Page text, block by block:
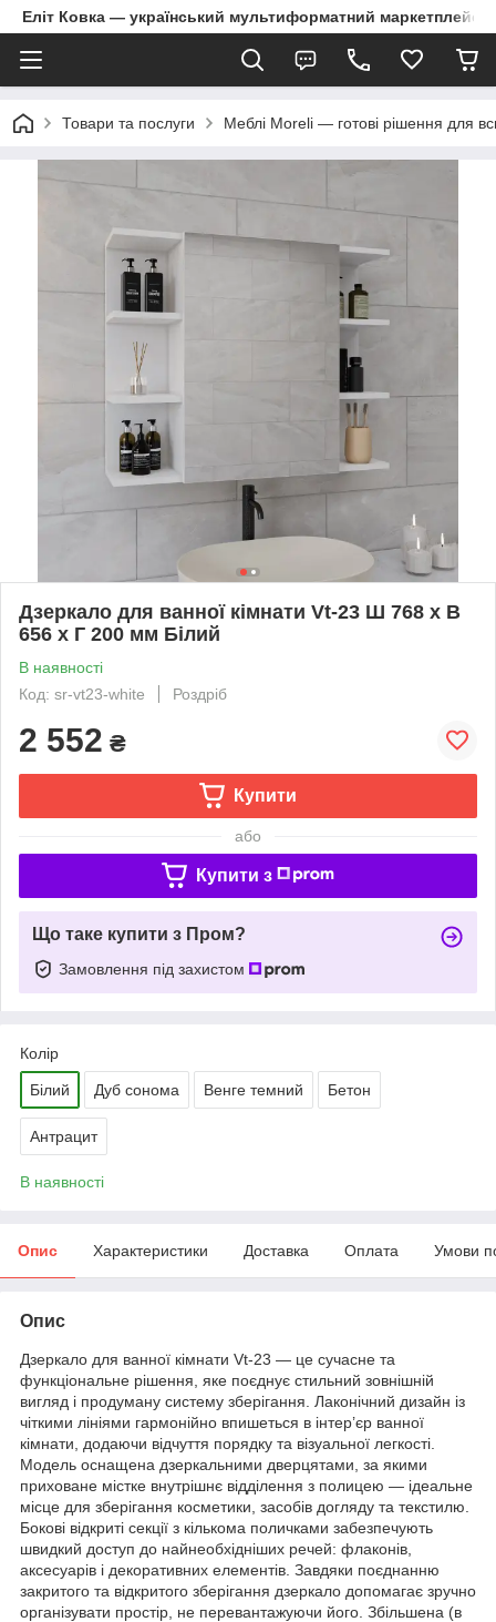
Еліт Ковка — український мультиформатний маркетплейс
Товари та послуги Меблі Moreli — готові рішення для
Дзеркало для ванної кімнати Vt-23 Ш 768 x В
656 x Г 200 мм Білий
В наявності
Код: sr-vt23-white
Роздріб
2 552 ₴
Купити
або
Купити з
Що таке купити з Пром?
Замовлення під захистом
Колір
Білий Дуб сонома Венге темний Бетон
Антрацит
В наявності
Опис Характеристики Доставка Оплата Умови
Опис
Дзеркало для ванної кімнати Vt-23 — це сучасне та
функціональне рішення, яке поєднує стильний зовнішній
вигляд і продуману систему зберігання. Лаконічний дизайн із
чіткими лініями гармонійно впишеться в інтер’єр ванної
кімнати, додаючи відчуття порядку та візуальної легкості.
Модель оснащена дзеркальними дверцятами, за якими
приховане містке внутрішнє відділення з полицею — ідеальне
місце для зберігання косметики, засобів догляду та текстилю.
Бокові відкриті секції з кількома поличками забезпечують
швидкий доступ до найнеобхідніших речей: флаконів,
аксесуарів і декоративних елементів. Завдяки поєднанню
закритого та відкритого зберігання дзеркало допомагає зручно
організувати простір, не перевантажуючи його. Збільшена (в